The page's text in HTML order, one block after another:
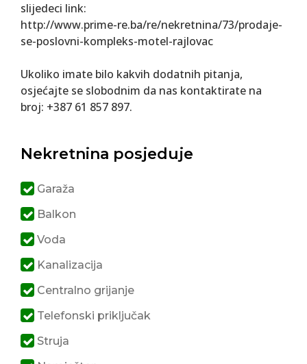
slijedeci link:
http://www.prime-re.ba/re/nekretnina/73/prodaje-
se-poslovni-kompleks-motel-rajlovac
Ukoliko imate bilo kakvih dodatnih pitanja,
osjećajte se slobodnim da nas kontaktirate na
broj: +387 61 857 897.
Nekretnina posjeduje
Garaža
Balkon
Voda
Kanalizacija
Centralno grijanje
Telefonski priključak
Struja